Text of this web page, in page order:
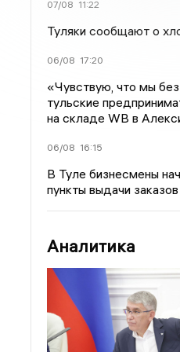
07/08 11:22
Туляки сообщают о
06/08 17:20
«Чувствую, что мы
тульские
на складе WB в
06/08 16:15
В Туле бизнесмены
пункты выдачи
Аналитика